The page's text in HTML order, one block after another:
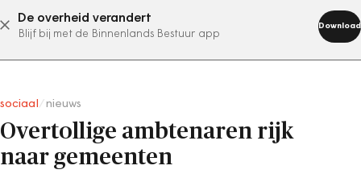
De overheid verandert
Blijf bij met de Binnenlands Bestuur app
Download
abonneer nu
sociaal nieuws
Overtollige ambtenaren rijk
naar gemeenten